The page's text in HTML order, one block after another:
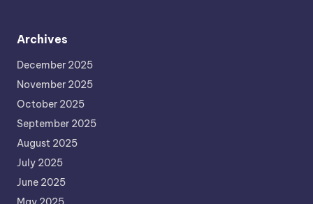
Archives
December 2025
November 2025
October 2025
September 2025
August 2025
July 2025
June 2025